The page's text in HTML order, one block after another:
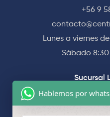
+56 9
Lunes a viernes
Sábado 8:30
Sucursal
Av. Las Rastras
+56 71
Hablemos por